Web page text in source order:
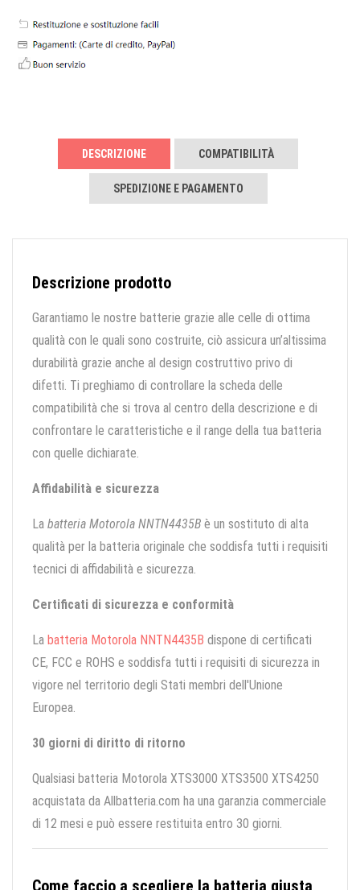
DESCRIZIONE COMPATIBILITÀ
SPEDIZIONE E PAGAMENTO
Descrizione prodotto
Garantiamo le nostre batterie grazie alle celle di ottima
qualità con le quali sono costruite, ciò assicura un’altissima
durabilità grazie anche al design costruttivo privo di
difetti. Ti preghiamo di controllare la scheda delle
compatibilità che si trova al centro della descrizione e di
confrontare le caratteristiche e il range della tua batteria
con quelle dichiarate.
Affidabilità e sicurezza
La batteria Motorola NNTN4435B è un sostituto di alta
qualità per la batteria originale che soddisfa tutti i requisiti
tecnici di affidabilità e sicurezza.
Certificati di sicurezza e conformità
La batteria Motorola NNTN4435B dispone di certificati
CE, FCC e ROHS e soddisfa tutti i requisiti di sicurezza in
vigore nel territorio degli Stati membri dell'Unione
Europea.
30 giorni di diritto di ritorno
Qualsiasi batteria Motorola XTS3000 XTS3500 XTS4250
acquistata da Allbatteria.com ha una garanzia commerciale
di 12 mesi e può essere restituita entro 30 giorni.